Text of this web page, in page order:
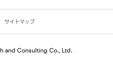
サイトマップ
and Consulting Co., Ltd.